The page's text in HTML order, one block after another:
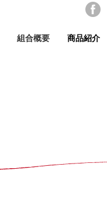
組合概要 商品紹介